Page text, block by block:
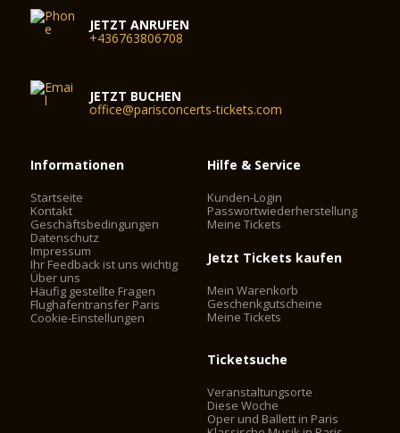
JETZT ANRUFEN
+436763806708
JETZT BUCHEN
office@parisconcerts-tickets.com
Informationen
Startseite
Kontakt
Geschäftsbedingungen
Datenschutz
Impressum
Ihr Feedback ist uns wichtig
Über uns
Häufig gestellte Fragen
Flughafentransfer Paris
Cookie-Einstellungen
Hilfe & Service
Kunden-Login
Passwortwiederherstellung
Meine Tickets
Jetzt Tickets kaufen
Mein Warenkorb
Geschenkgutscheine
Meine Tickets
Ticketsuche
Veranstaltungsorte
Diese Woche
Oper und Ballett in Paris